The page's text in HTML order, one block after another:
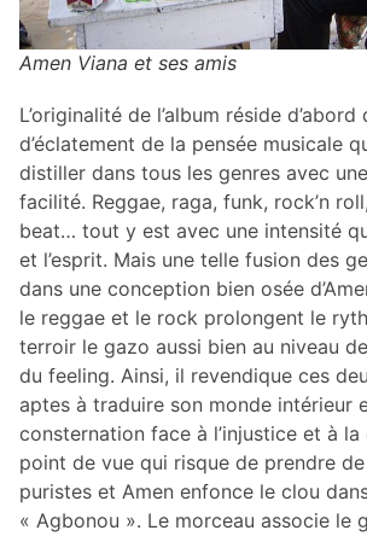
Amen Viana et ses amis
L’originalité de l’album réside
d’éclatement de la pensée musicale
distiller dans tous les genres avec
facilité. Reggae, raga, funk, rock’n
beat… tout y est avec une intensité
et l’esprit. Mais une telle fusion des
dans une conception bien osée
le reggae et le rock prolongent le
terroir le gazo aussi bien au niveau
du feeling. Ainsi, il revendique ces
aptes à traduire son monde intérieur
consternation face à l’injustice et à
point de vue qui risque de prendre
puristes et Amen enfonce le clou
« Agbonou ». Le morceau associe le